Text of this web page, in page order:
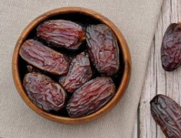
ஊட்டச்சத்து
நன்மைகளா?
எழுதியவர் Venkatalakshmi V Oct 28,